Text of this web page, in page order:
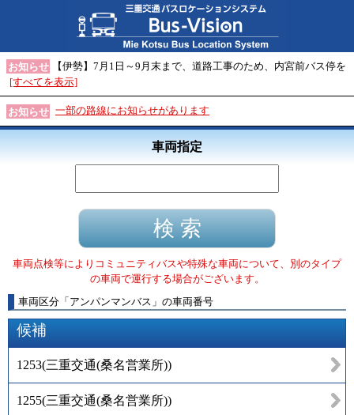
お知らせ
【伊勢】7月1日～9月末まで、道路工事のため、内宮前バス停を
[すべてを表示]
お知らせ 一部の路線にお知らせがあります
車両指定
車両点検等によりコミュニティバスや特殊な車両について、別のタイプ
の車両で運行する場合がございます。
車両区分 「 アンパンマンバス 」 の車両番号
候補
1253(三重交通(桑名営業所))
1255(三重交通(桑名営業所))